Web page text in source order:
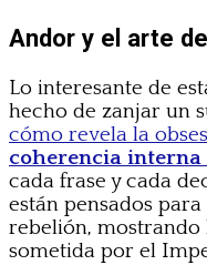
Andor y el arte
Lo interesante de
hecho de zanjar un
cómo revela la
coherencia interna
cada frase y cada
están pensados
rebelión, mostrando
sometida por el